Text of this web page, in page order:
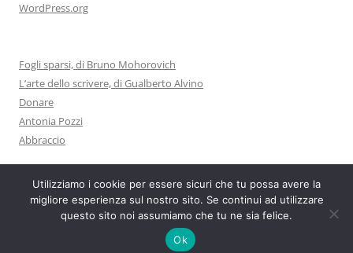
WordPress.org
Fogli sparsi, di Bruno Mohorovich
L’arte dello scrivere, di Gualberto Alvino
Donare
Antonia Pozzi
Abbraccio
Utilizziamo i cookie per essere sicuri che tu possa avere la
migliore esperienza sul nostro sito. Se continui ad utilizzare
questo sito noi assumiamo che tu ne sia felice.
Ok